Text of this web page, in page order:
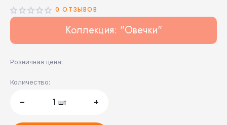
0 ОТЗЫВОВ
Коллекция: "Овечки"
Розничная цена:
Количество:
1 шт